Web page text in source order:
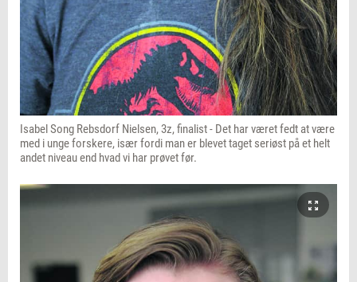
Isabel Song Rebsdorf Nielsen, 3z, finalist - Det har været fedt at være
med i unge forskere, især fordi man er blevet taget seriøst på et helt
andet niveau end hvad vi har prøvet før.